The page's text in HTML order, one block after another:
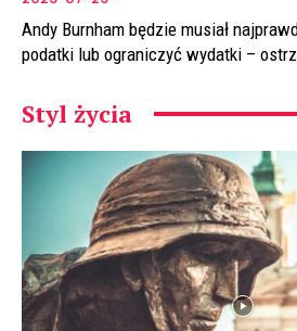
Andy Burnham będzie musiał
podatki lub ograniczyć wydatki –
Styl życia